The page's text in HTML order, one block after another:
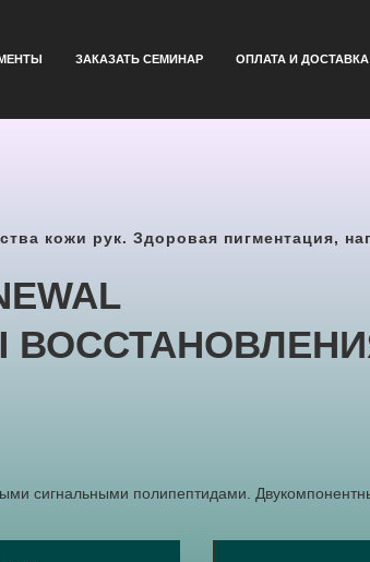
ЗАКАЗАТЬ СЕМИНАР ОПЛАТА И ДОСТАВКА
кожи рук. Здоровая пигментация,
сигнальными полипептидами.